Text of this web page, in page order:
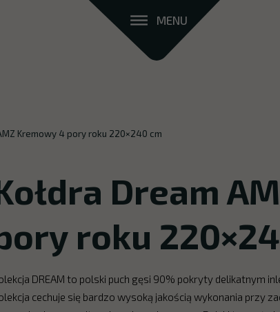
MENU
Kremowy 4 pory roku 220×240 cm
Dream
roku
DREAM to polski puch gęsi 90% pokryty delikatnym
cechuje się bardzo wysoką jakością wykonania przy